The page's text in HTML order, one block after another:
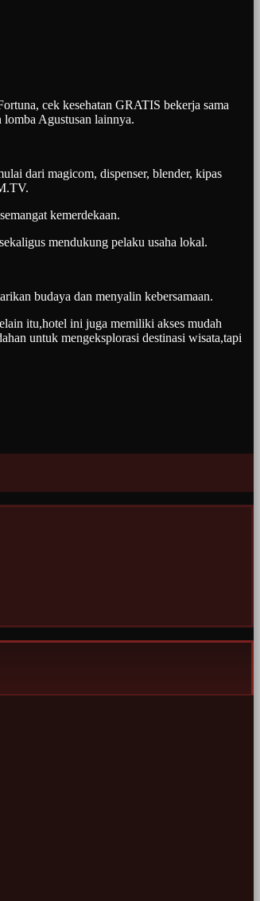
cek kesehatan GRATIS bekerja sama
Agustusan lainnya.
dari magicom, dispenser, blender, kipas
kemerdekaan.
mendukung pelaku usaha lokal.
budaya dan menyalin kebersamaan.
itu,hotel ini juga memiliki akses mudah
untuk mengeksplorasi destinasi wisata,tapi